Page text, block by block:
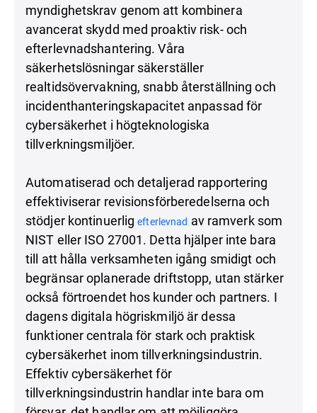
myndighetskrav genom att kombinera
avancerat skydd med proaktiv risk- och
efterlevnadshantering. Våra
säkerhetslösningar säkerställer
realtidsövervakning, snabb återställning och
incidenthanteringskapacitet anpassad för
cybersäkerhet i högteknologiska
tillverkningsmiljöer.
Automatiserad och detaljerad rapportering
effektiviserar revisionsförberedelserna och
stödjer kontinuerligefterlevnad av ramverk som
NIST eller ISO 27001. Detta hjälper inte bara
till att hålla verksamheten igång smidigt och
begränsar oplanerade driftstopp, utan stärker
också förtroendet hos kunder och partners. I
dagens digitala högriskmiljö är dessa
funktioner centrala för stark och praktisk
cybersäkerhet inom tillverkningsindustrin.
Effektiv cybersäkerhet för
tillverkningsindustrin handlar inte bara om